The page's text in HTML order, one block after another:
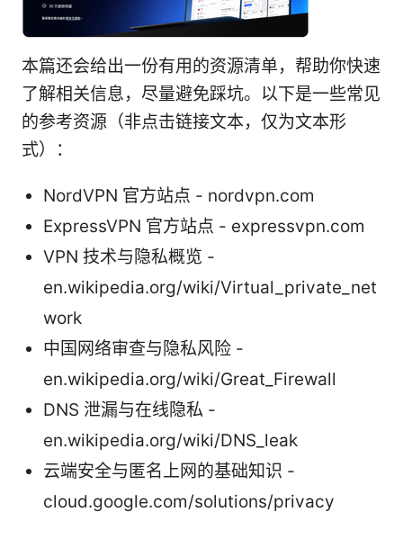
本篇还会给出一份有用的资源清单，帮助你快速
了解相关信息，尽量避免踩坑。以下是一些常见
的参考资源（非点击链接文本，仅为文本形
式）：
NordVPN 官方站点 - nordvpn.com
ExpressVPN 官方站点 - expressvpn.com
VPN 技术与隐私概览 -
en.wikipedia.org/wiki/Virtual_private_net
work
中国网络审查与隐私风险 -
en.wikipedia.org/wiki/Great_Firewall
DNS 泄漏与在线隐私 -
en.wikipedia.org/wiki/DNS_leak
云端安全与匿名上网的基础知识 -
cloud.google.com/solutions/privacy